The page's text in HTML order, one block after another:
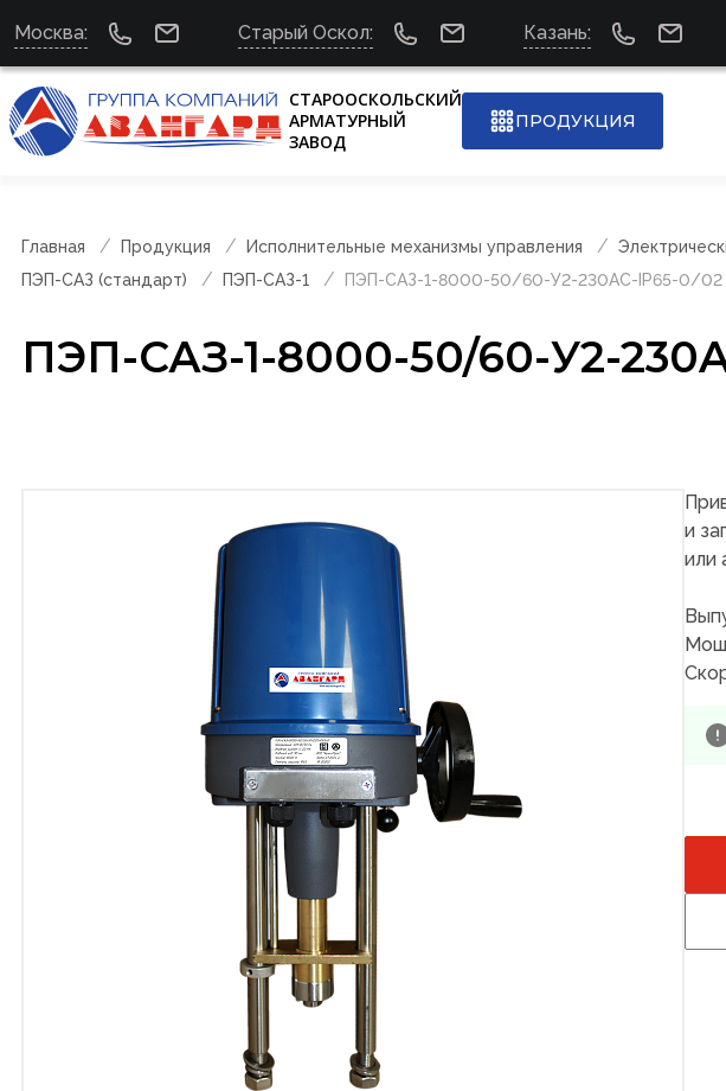
Москва: Старый Оскол: Казань:
СТАРООСКОЛЬСКИЙ
АРМАТУРНЫЙ
ЗАВОД
ПРОДУКЦИЯ
Главная Продукция Исполнительные механизмы управления
ПЭП-САЗ (стандарт)
ПЭП-САЗ-1 ПЭП-САЗ-1-8000-50/60-У2-230AC-IP65-0/02
ПЭП-САЗ-1-8000-50/60-У2-
и
или